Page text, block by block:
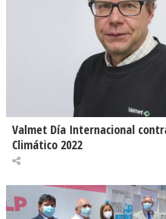
Valmet Día Internacional
Climático 2022